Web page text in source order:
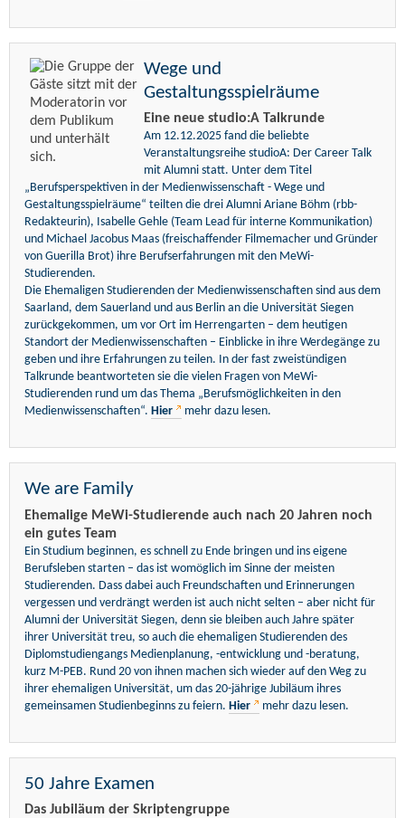
Wege und
Gestaltungsspielräume
Eine neue studio:A Talkrunde
Am 12.12.2025 fand die beliebte
Veranstaltungsreihe studioA: Der Career Talk
mit Alumni statt. Unter dem Titel
„Berufsperspektiven in der Medienwissenschaft - Wege und
Gestaltungsspielräume“ teilten die drei Alumni Ariane Böhm (rbb-
Redakteurin), Isabelle Gehle (Team Lead für interne Kommunikation)
und Michael Jacobus Maas (freischaffender Filmemacher und Gründer
von Guerilla Brot) ihre Berufserfahrungen mit den MeWi-
Studierenden.
Die Ehemaligen Studierenden der Medienwissenschaften sind aus dem
Saarland, dem Sauerland und aus Berlin an die Universität Siegen
zurückgekommen, um vor Ort im Herrengarten – dem heutigen
Standort der Medienwissenschaften – Einblicke in ihre Werdegänge zu
geben und ihre Erfahrungen zu teilen. In der fast zweistündigen
Talkrunde beantworteten sie die vielen Fragen von MeWi-
Studierenden rund um das Thema „Berufsmöglichkeiten in den
Medienwissenschaften“. Hier mehr dazu lesen.
We are Family
Ehemalige MeWi-Studierende auch nach 20 Jahren noch
ein gutes Team
Ein Studium beginnen, es schnell zu Ende bringen und ins eigene
Berufsleben starten – das ist womöglich im Sinne der meisten
Studierenden. Dass dabei auch Freundschaften und Erinnerungen
vergessen und verdrängt werden ist auch nicht selten – aber nicht für
Alumni der Universität Siegen, denn sie bleiben auch Jahre später
ihrer Universität treu, so auch die ehemaligen Studierenden des
Diplomstudiengangs Medienplanung, -entwicklung und -beratung,
kurz M-PEB. Rund 20 von ihnen machen sich wieder auf den Weg zu
ihrer ehemaligen Universität, um das 20-jährige Jubiläum ihres
gemeinsamen Studienbeginns zu feiern. Hier mehr dazu lesen.
50 Jahre Examen
Das Jubiläum der Skriptengruppe